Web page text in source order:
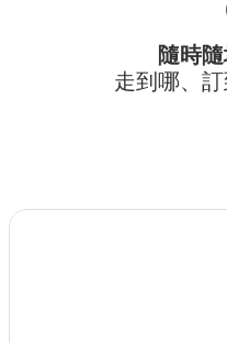
隨時
走到哪、